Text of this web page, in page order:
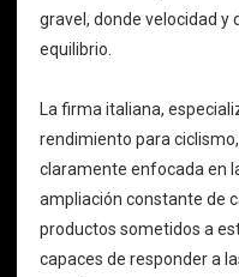
gravel, donde velocidad y
equilibrio.
La firma italiana,
rendimiento para
claramente enfocada en
ampliación constante de
productos sometidos a
capaces de responder a